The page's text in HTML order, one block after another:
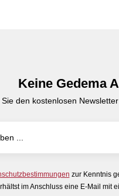
Keine Gedema
den kostenlosen
zur Kenntnis
im Anschluss eine E-Mail mit